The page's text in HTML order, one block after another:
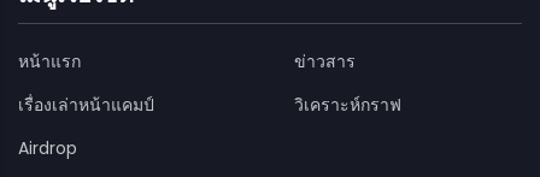
หน้าแรก
ข่าวสาร
เรื่องเล่าหน้าแคมป์
วิเคราะห์กราฟ
Airdrop